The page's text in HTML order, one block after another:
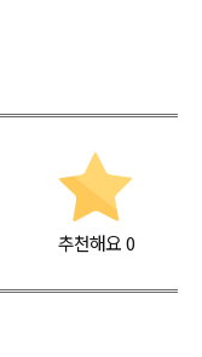
추천해요 0